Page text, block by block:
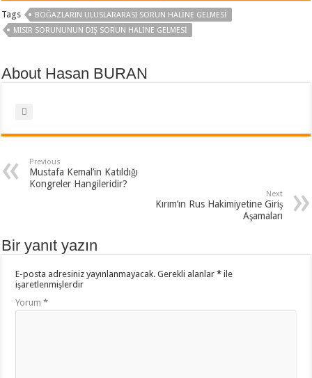
Tags
BOĞAZLARIN ULUSLARARASI SORUN HALINE GELMESI
MISIR SORUNUNUN DIŞ SORUN HALINE GELMESI
About Hasan BURAN
Previous
Mustafa Kemal’in Katıldığı
Kongreler Hangileridir?
Next
Kırım’ın Rus Hakimiyetine Giriş
Aşamaları
Bir yanıt yazın
E-posta adresiniz yayınlanmayacak. Gerekli alanlar* ile
işaretlenmişlerdir
Yorum*